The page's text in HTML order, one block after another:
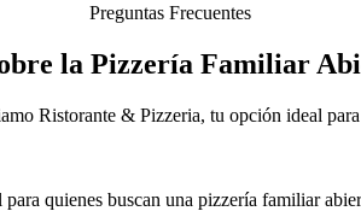
Preguntas Frecuentes
la Pizzería Familiar
Ristorante & Pizzeria, tu opción ideal
quienes buscan una pizzería familiar